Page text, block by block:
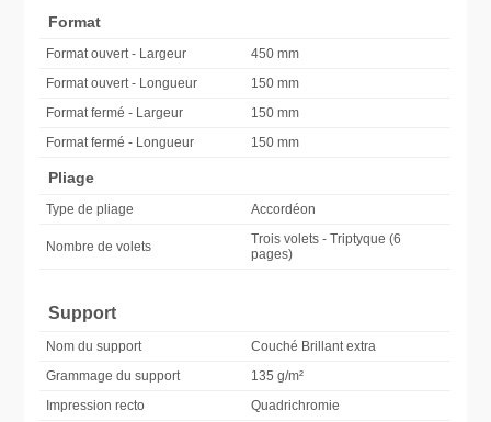
Format
Format ouvert - Largeur
450 mm
Format ouvert - Longueur
150 mm
Format fermé - Largeur
150 mm
Format fermé - Longueur
150 mm
Pliage
Type de pliage Accordéon
Nombre de volets
Trois volets - Triptyque (6
pages)
Support
Nom du support
Couché Brillant extra
Grammage du support
135 g/m²
Impression recto
Quadrichromie